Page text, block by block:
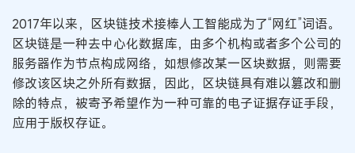
2017年以来，区块链技术接棒人工智能成为了“网红”词语。
区块链是一种去中心化数据库，由多个机构或者多个公司的
服务器作为节点构成网络，如想修改某一区块数据，则需要
修改该区块之外所有数据，因此，区块链具有难以篡改和删
除的特点，被寄予希望作为一种可靠的电子证据存证手段，
应用于版权存证。